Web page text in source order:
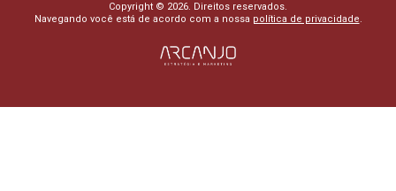
Copyright © 2026. Direitos reservados.
Navegando você está de acordo com a nossa política de privacidade.